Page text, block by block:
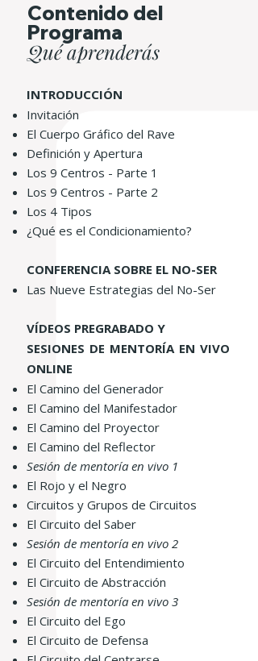
Contenido del
Programa
Qué aprenderás
INTRODUCCIÓN
Invitación
El Cuerpo Gráfico del Rave
Definición y Apertura
Los 9 Centros - Parte 1
Los 9 Centros - Parte 2
Los 4 Tipos
¿Qué es el Condicionamiento?
CONFERENCIA SOBRE EL NO-SER
Las Nueve Estrategias del No-Ser
VÍDEOS PREGRABADO Y
SESIONES DE MENTORÍA EN VIVO
ONLINE
El Camino del Generador
El Camino del Manifestador
El Camino del Proyector
El Camino del Reflector
Sesión de mentoría en vivo 1
El Rojo y el Negro
Circuitos y Grupos de Circuitos
El Circuito del Saber
Sesión de mentoría en vivo 2
El Circuito del Entendimiento
El Circuito de Abstracción
Sesión de mentoría en vivo 3
El Circuito del Ego
El Circuito de Defensa